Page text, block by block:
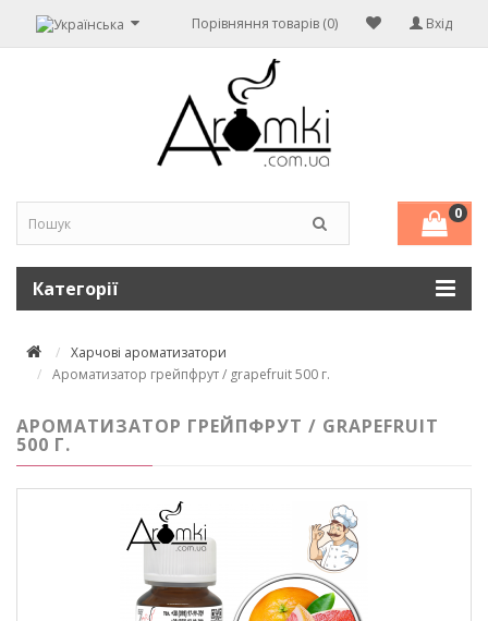
Вхід
Порівняння товарів (0)
0
Категорії
Харчові ароматизатори
Ароматизатор грейпфрут / grapefruit 500 г.
АРОМАТИЗАТОР ГРЕЙПФРУТ / GRAPEFRUIT
500 Г.